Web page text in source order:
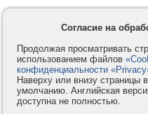
Согласие на
Продолжая просматривать
использованием файлов
конфиденциальности
Наверху или внизу страницы
умолчанию. Английская
доступна не полностью.